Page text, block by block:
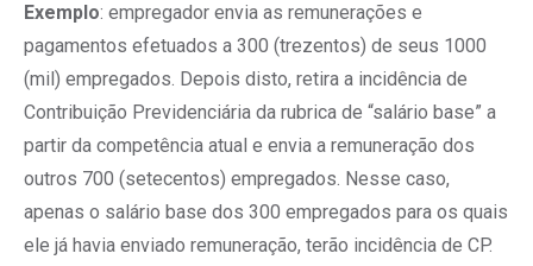
Exemplo: empregador envia as remunerações e
pagamentos efetuados a 300 (trezentos) de seus 1000
(mil) empregados. Depois disto, retira a incidência de
Contribuição Previdenciária da rubrica de “salário base” a
partir da competência atual e envia a remuneração dos
outros 700 (setecentos) empregados. Nesse caso,
apenas o salário base dos 300 empregados para os quais
ele já havia enviado remuneração, terão incidência de CP.